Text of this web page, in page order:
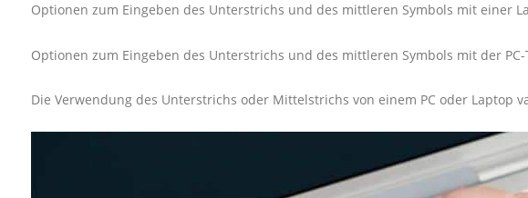
Optionen zum Eingeben des Unterstrichs und des mittleren Symbols mit einer
Optionen zum Eingeben des Unterstrichs und des mittleren Symbols mit der
Die Verwendung des Unterstrichs oder Mittelstrichs von einem PC oder Laptop